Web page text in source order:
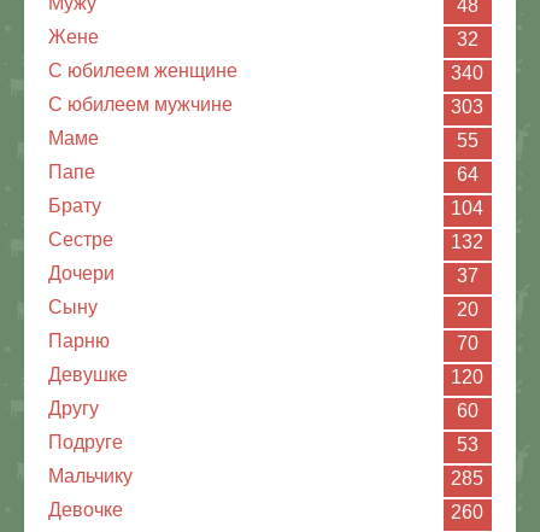
48
Жене
32
С юбилеем женщине
340
С юбилеем мужчине
303
Маме
55
Папе
64
Брату
104
Сестре
132
Дочери
37
Сыну
20
Парню
70
Девушке
120
Другу
60
Подруге
53
Мальчику
285
Девочке
260